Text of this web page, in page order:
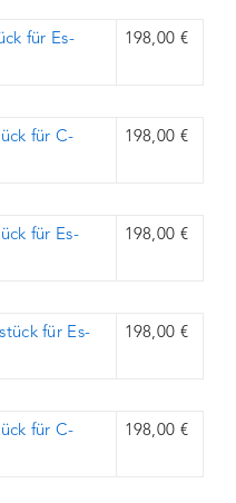
für Es-
198,00 €
für C-
198,00 €
für Es-
198,00 €
für Es-
198,00 €
für C-
198,00 €